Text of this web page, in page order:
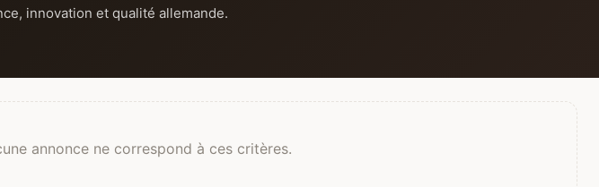
innovation et qualité allemande.
annonce ne correspond à ces critères.